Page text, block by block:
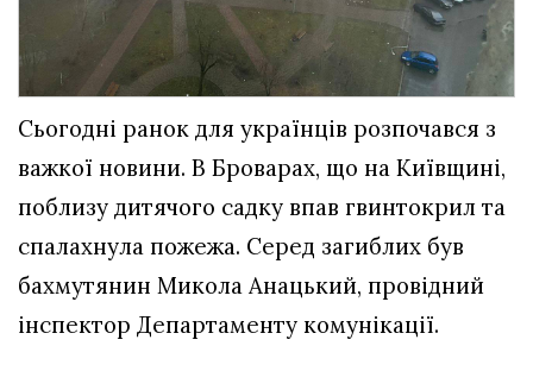
Сьогодні ранок для українців розпочався з
важкої новини. В Броварах, що на Київщині,
поблизу дитячого садку впав гвинтокрил та
спалахнула пожежа. Серед загиблих був
бахмутянин Микола Анацький, провідний
інспектор Департаменту комунікації.